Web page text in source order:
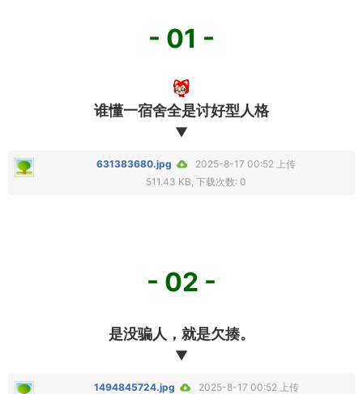
- 01 -
谁懂一宿舍全是讨好型人格
▼
631383680.jpg
2025-8-17 00:52 上传
511.43 KB, 下载次数: 0
- 02 -
是没骗人，就是欠揍。
▼
1494845724.jpg
2025-8-17 00:52 上传